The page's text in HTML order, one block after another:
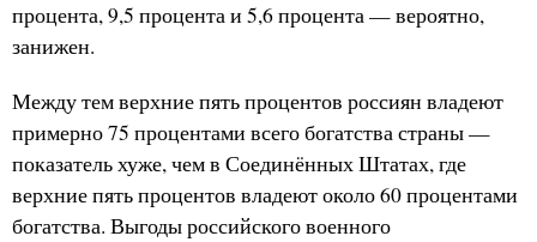
процента, 9,5 процента и 5,6 процента — вероятно,
занижен.
Между тем верхние пять процентов россиян владеют
примерно 75 процентами всего богатства страны —
показатель хуже, чем в Соединённых Штатах, где
верхние пять процентов владеют около 60 процентами
богатства. Выгоды российского военного